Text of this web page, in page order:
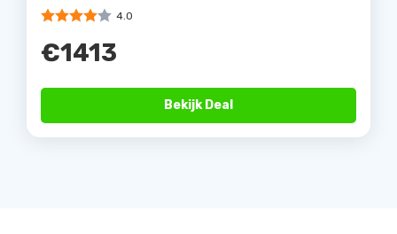
4.0
€1413
Bekijk Deal